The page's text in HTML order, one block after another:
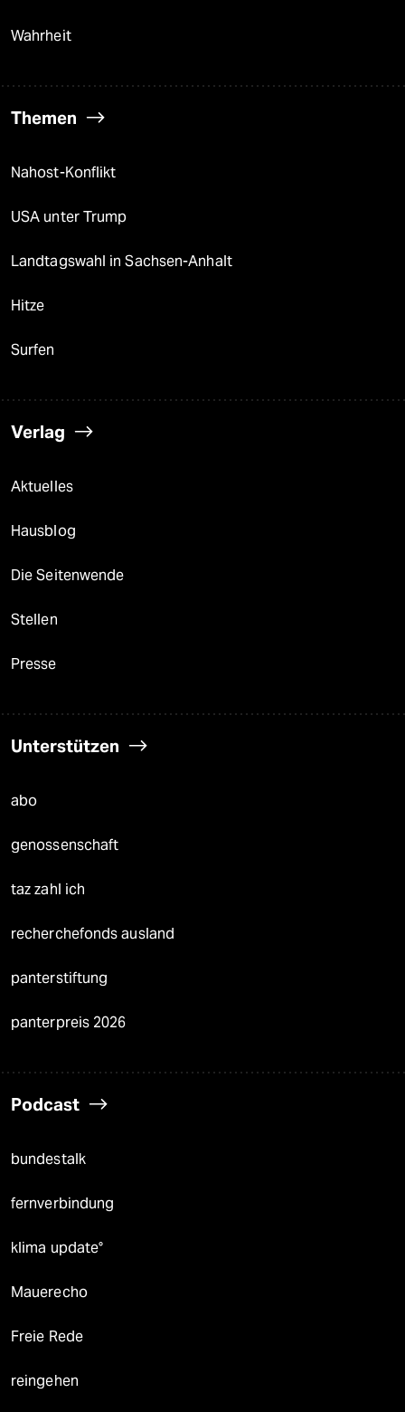
Wahrheit
Themen
Nahost-Konflikt
USA unter Trump
Landtagswahl in Sachsen-Anhalt
Hitze
Surfen
Verlag
Aktuelles
Hausblog
Die Seitenwende
Stellen
Presse
Unterstützen
abo
genossenschaft
taz zahl ich
recherchefonds ausland
panterstiftung
panterpreis 2026
Podcast
bundestalk
fernverbindung
klima update°
Mauerecho
Freie Rede
reingehen